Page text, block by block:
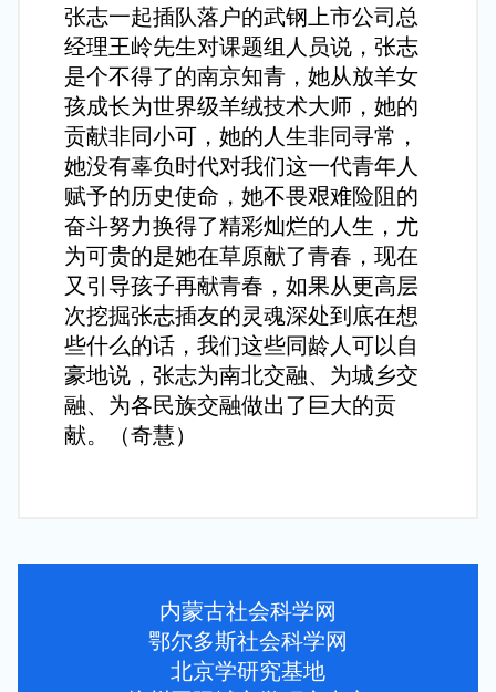
张志一起插队落户的武钢上市公司总
经理王岭先生对课题组人员说，张志
是个不得了的南京知青，她从放羊女
孩成长为世界级羊绒技术大师，她的
贡献非同小可，她的人生非同寻常，
她没有辜负时代对我们这一代青年人
赋予的历史使命，她不畏艰难险阻的
奋斗努力换得了精彩灿烂的人生，尤
为可贵的是她在草原献了青春，现在
又引导孩子再献青春，如果从更高层
次挖掘张志插友的灵魂深处到底在想
些什么的话，我们这些同龄人可以自
豪地说，张志为南北交融、为城乡交
融、为各民族交融做出了巨大的贡
献。
（奇慧）
内蒙古社会科学网
鄂尔多斯社会科学网
北京学研究基地